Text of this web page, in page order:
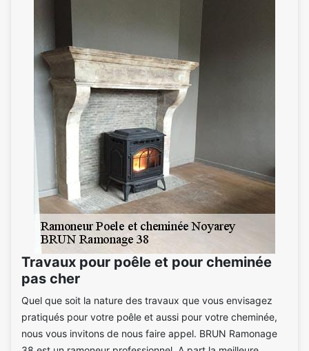
Travaux pour poêle et pour cheminée
pas cher
Quel que soit la nature des travaux que vous envisagez
pratiqués pour votre poêle et aussi pour votre cheminée,
nous vous invitons de nous faire appel. BRUN Ramonage